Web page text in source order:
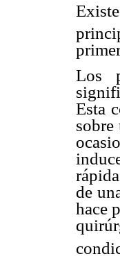
Los
Esta
sobre
de
hace